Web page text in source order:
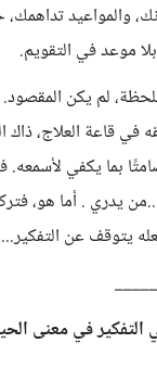
والمواعيد تداهمك،
بلا موعد في التقويم.
لم يكن
في قاعة العلاج،
بما يكفي
يدري . أما هو،
يتوقف عن
التفكير في معنى